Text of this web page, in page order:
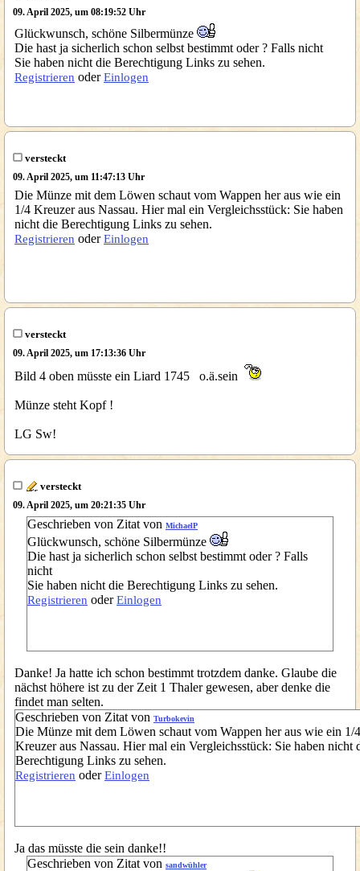
09. April 2025, um 08:19:52 Uhr
Glückwunsch, schöne Silbermünze
Die hast ja sicherlich schon selbst bestimmt oder ? Falls nicht
Sie haben nicht die Berechtigung Links zu sehen.
Registrieren oderEinlogen
versteckt
09. April 2025, um 11:47:13 Uhr
Die Münze mit dem Löwen schaut vom Wappen her aus wie ein
1/4 Kreuzer aus Nassau. Hier mal ein Vergleichsstück: Sie haben
nicht die Berechtigung Links zu sehen.
Registrieren oderEinlogen
versteckt
09. April 2025, um 17:13:36 Uhr
Bild 4 oben müsste ein Liard 1745 o.ä.sein
Münze steht Kopf !
LG Sw!
versteckt
09. April 2025, um 20:21:35 Uhr
Geschrieben von Zitat von MichaelP
Glückwunsch, schöne Silbermünze
Die hast ja sicherlich schon selbst bestimmt oder ? Falls
nicht
Sie haben nicht die Berechtigung Links zu sehen.
Registrieren oderEinlogen
Danke! Ja hatte ich schon bestimmt trotzdem danke. Glaube die
nächst höhere ist zu der Zeit 1 Thaler gewesen, aber denke die
findet man selten.
Geschrieben von Zitat von Turbokevin
Die Münze mit dem Löwen schaut vom Wappen her aus wie ein 1/4
Kreuzer aus Nassau. Hier mal ein Vergleichsstück: Sie haben nicht
Berechtigung Links zu sehen.
Registrieren oderEinlogen
Ja das müsste die sein danke!!
Geschrieben von Zitat von sandwühler